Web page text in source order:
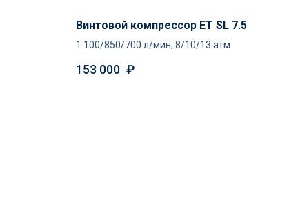
Винтовой компрессор ET SL 7.5
1 100/850/700 л/мин; 8/10/13 атм
153 000 ₽